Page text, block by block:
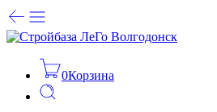
0Корзина